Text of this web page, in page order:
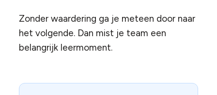
Zonder waardering ga je meteen door naar
het volgende. Dan mist je team een
belangrijk leermoment.